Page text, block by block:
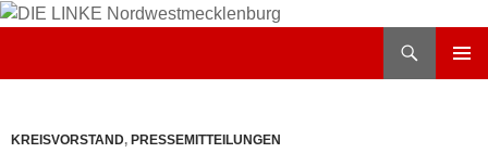
Zum
KREISVORSTAND, PRESSEMITTEILUNGEN